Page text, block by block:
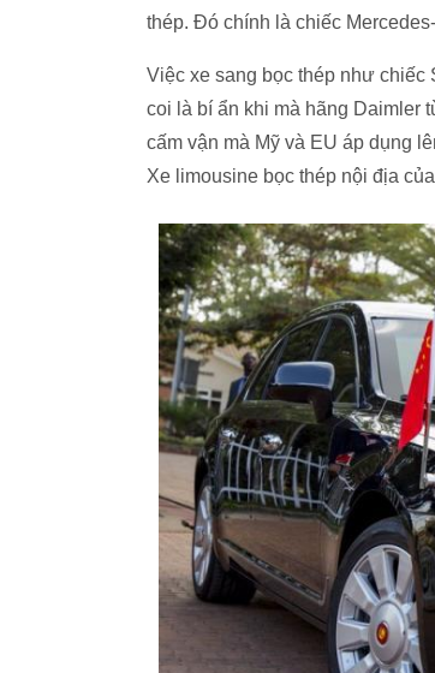
thép. Đó chính là chiếc
Việc xe sang bọc thép như chiếc
coi là bí ẩn khi mà hãng Daimler
cấm vận mà Mỹ và EU áp dụng
Xe limousine bọc thép nội địa